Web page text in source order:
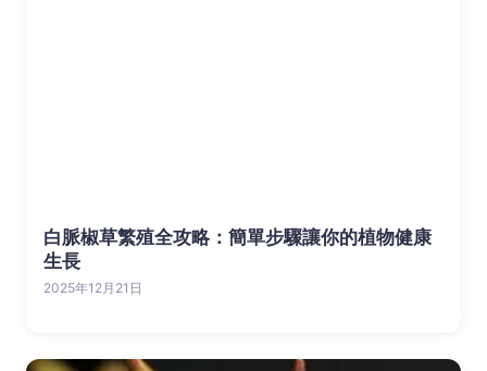
白脈椒草繁殖全攻略：簡單步驟讓你的植物健康
生長
2025年12月21日